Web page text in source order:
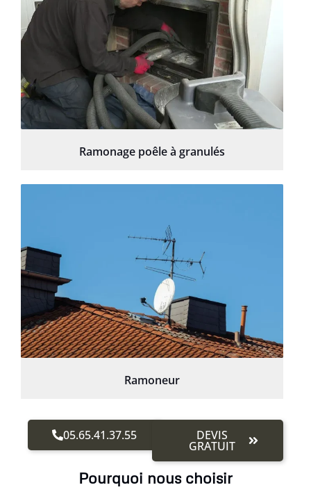
Ramonage poêle à granulés
Ramoneur
05.65.41.37.55 DEVIS
GRATUIT
Pourquoi nous choisir